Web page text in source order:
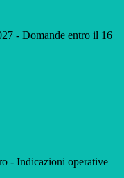
- Domande entro il 16
- Indicazioni operative